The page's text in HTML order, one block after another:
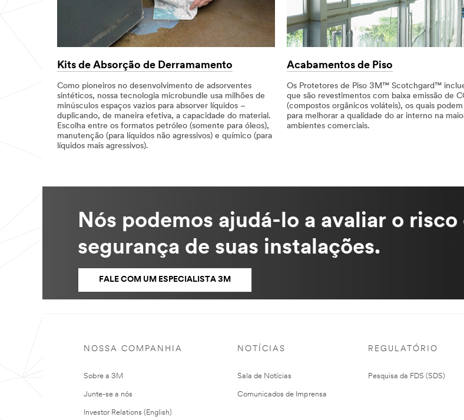
Kits de Absorção de Derramamento
Como pioneiros no desenvolvimento de adsorventes
sintéticos, nossa tecnologia microbundle usa milhões de
minúsculos espaços vazios para absorver líquidos –
duplicando, de maneira efetiva, a capacidade do material.
Escolha entre os formatos petróleo (somente para óleos),
manutenção (para líquidos não agressivos) e químico (para
líquidos mais agressivos).
Acabamentos de Piso
Os Protetores de Piso 3M™ Scotchgard™
que são revestimentos com baixa emissão de
(compostos orgânicos voláteis), os quais podem
para melhorar a qualidade do ar interno na
ambientes comerciais.
Nós podemos ajudá-lo a avaliar o risco
segurança de suas instalações.
FALE COM UM ESPECIALISTA 3M
NOSSA COMPANHIA
Sobre a 3M
Junte-se a nós
Investor Relations (English)
NOTÍCIAS
Sala de Notícias
Comunicados de Imprensa
REGULATÓRIO
Pesquisa da FDS (SDS)